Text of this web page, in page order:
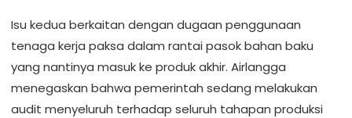
Isu kedua berkaitan dengan dugaan penggunaan
tenaga kerja paksa dalam rantai pasok bahan baku
yang nantinya masuk ke produk akhir. Airlangga
menegaskan bahwa pemerintah sedang melakukan
audit menyeluruh terhadap seluruh tahapan produksi